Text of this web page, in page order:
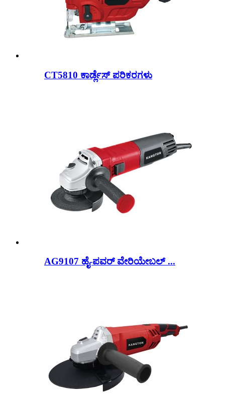
CT5810 ಕಾರ್ಡ್ಲೆಸ್ ಪರಿಕರಗಳು
AG9107 ಹೈ-ಪವರ್ ವೇರಿಯೇಬಲ್ ...